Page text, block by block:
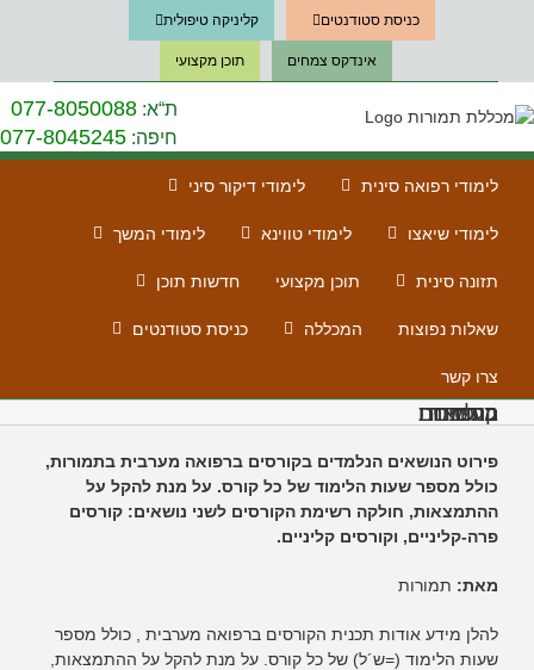
כניסת סטודנטים קליניקה טיפולית
אינדקס צמחים תוכן מקצועי
ת“א: 077-8050088
חיפה: 077-8045245
לימודי רפואה סינית לימודי דיקור סיני
לימודי שיאצו לימודי טווינא לימודי המשך
תזונה סינית תוכן מקצועי חדשות תוכן
שאלות נפוצות המכללה כניסת סטודנטים
צרו קשר
קורסים ברפואה מערבית הנלמדים בתמורות
פירוט הנושאים הנלמדים בקורסים ברפואה מערבית בתמורות,
כולל מספר שעות הלימוד של כל קורס. על מנת להקל על
ההתמצאות, חולקה רשימת הקורסים לשני נושאים: קורסים
פרה-קליניים, וקורסים קליניים.
מאת: תמורות
להלן מידע אודות תכנית הקורסים ברפואה מערבית , כולל מספר
שעות הלימוד (=ש´ל) של כל קורס. על מנת להקל על ההתמצאות,